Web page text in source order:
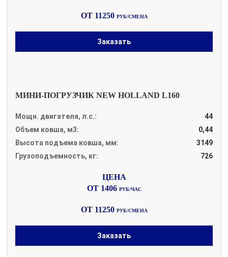
ОТ 11250 РУБ/СМЕНА
Заказать
МИНИ-ПОГРУЗЧИК NEW HOLLAND L160
Мощн. двигателя, л.с.:
44
Объем ковша, м3:
0,44
Высота подъема ковша, мм:
3149
Грузоподъемность, кг:
726
ОТ 1406 РУБ/ЧАС
ОТ 11250 РУБ/СМЕНА
Заказать